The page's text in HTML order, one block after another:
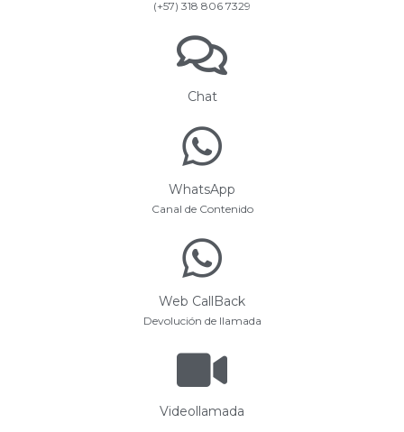
(+57) 318 806 7329
Chat
WhatsApp
Canal de Contenido
Web CallBack
Devolución de llamada
Videollamada